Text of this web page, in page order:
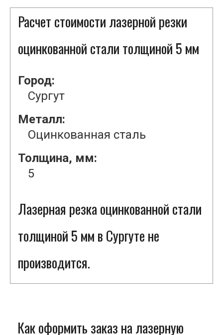
Расчет стоимости лазерной резки
оцинкованной стали толщиной 5 мм
Город:
Сургут
Металл:
Оцинкованная сталь
Толщина, мм:
5
Лазерная резка оцинкованной стали
толщиной 5 мм в Сургуте не
производится.
Как оформить заказ на лазерную